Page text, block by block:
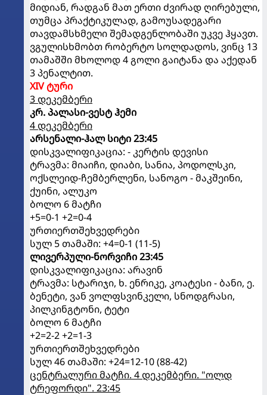
მიდიან, რადგან მათ ერთი ძვირად ღირებული,
თუმცა პრაქტიკულად, გამოუსადეგარი
თავდამსხმელი შემადგენლობაში უკვე ჰყავთ.
ვგულისხმობთ რობერტო სოლდადოს, ვინც 13
თამაშში მხოლოდ 4 გოლი გაიტანა და აქედან
3 პენალტით.
XIV ტური
3 დეკემბერი
კრ. პალასი-ვესტ ჰემი
4 დეკემბერი
არსენალი-ჰალ სიტი 23:45
დისკვალიფიკაცია: - კერტის დევისი
ტრავმა: მიაიჩი, დიაბი, სანია, პოდოლსკი,
ოქსლეიდ-ჩემბერლენი, სანოგო - მაკშეინი,
ქუინი, ალუკო
ბოლო 6 მატჩი
+5=0-1 +2=0-4
ურთიერთშეხვედრები
სულ 5 თამაში: +4=0-1 (11-5)
ლივერპული-ნორვიჩი 23:45
დისკვალიფიკაცია: არავინ
ტრავმა: სტარიჯი, ხ. ენრიკე, კოატესი - ბანი, ე.
ბენეტი, ვან ვოლფსვინკელი, სნოდგრასი,
პილკინგტონი, ტეტი
ბოლო 6 მატჩი
+2=2-2 +2=1-3
ურთიერთშეხვედრები
სულ 46 თამაში: +24=12-10 (88-42)
ცენტრალური მატჩი. 4 დეკემბერი. "ოლდ
ტრეფორდი". 23:45